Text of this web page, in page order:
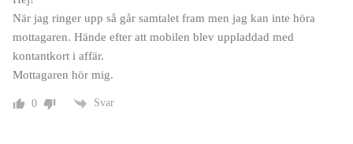
När jag ringer upp så går samtalet fram men jag kan inte höra
mottagaren. Hände efter att mobilen blev uppladdad med
kontantkort i affär.
Mottagaren hör mig.
0 Svar